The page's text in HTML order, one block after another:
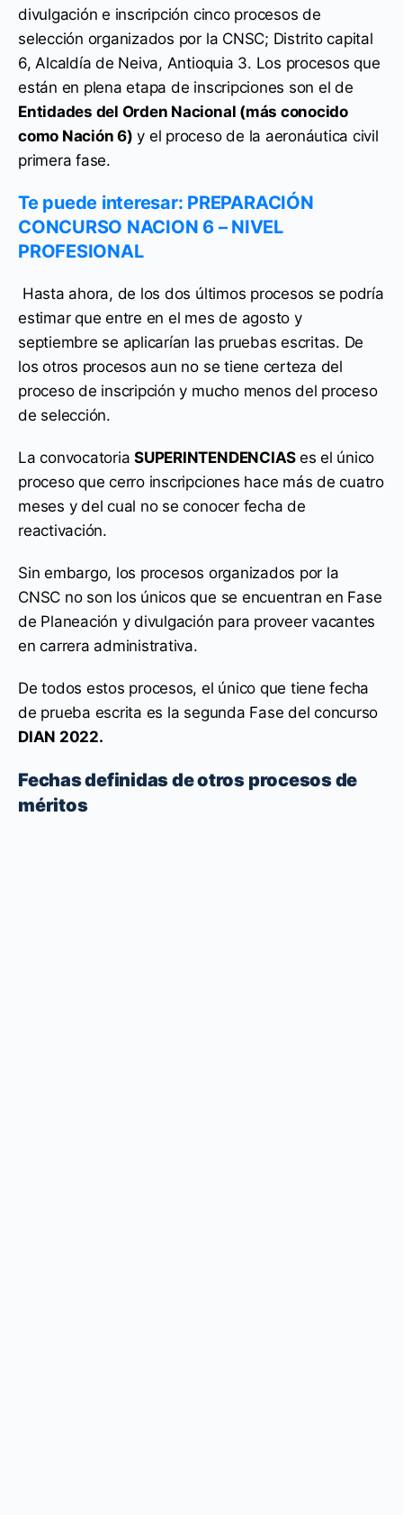
divulgación e inscripción cinco procesos de
selección organizados por la CNSC; Distrito capital
6, Alcaldía de Neiva, Antioquia 3. Los procesos que
están en plena etapa de inscripciones son el de
Entidades del Orden Nacional (más conocido
como Nación 6) y el proceso de la aeronáutica civil
primera fase.
Te puede interesar: PREPARACIÓN
CONCURSO NACION 6 – NIVEL
PROFESIONAL
Hasta ahora, de los dos últimos procesos se podría
estimar que entre en el mes de agosto y
septiembre se aplicarían las pruebas escritas. De
los otros procesos aun no se tiene certeza del
proceso de inscripción y mucho menos del proceso
de selección.
La convocatoriaSUPERINTENDENCIAS es el único
proceso que cerro inscripciones hace más de cuatro
meses y del cual no se conocer fecha de
reactivación.
Sin embargo, los procesos organizados por la
CNSC no son los únicos que se encuentran en Fase
de Planeación y divulgación para proveer vacantes
en carrera administrativa.
De todos estos procesos, el único que tiene fecha
de prueba escrita es la segunda Fase del concurso
DIAN 2022.
Fechas definidas de otros procesos de
méritos